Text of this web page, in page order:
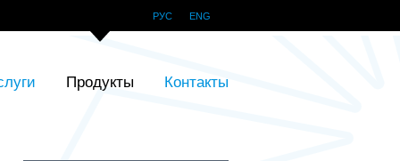
РУС ENG
Продукты Контакты